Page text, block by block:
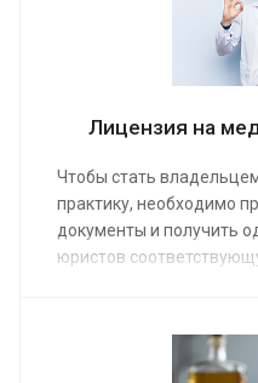
Лицензия на
Чтобы стать
практику, необходимо
документы и получить
юристов
Услуга